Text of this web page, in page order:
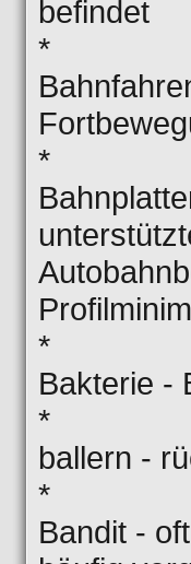
befindet
*
*
*
Bakterie -
*
ballern -
*
Bandit -